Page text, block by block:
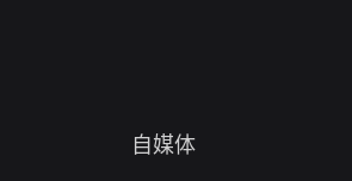
自媒体